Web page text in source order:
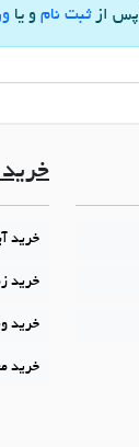
پس ازثبت نام و یا
خرید
خرید
خرید
خرید